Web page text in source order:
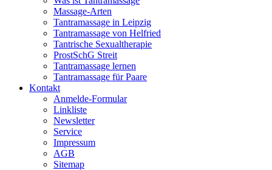
Massage-Arten
Tantramassage in Leipzig
Tantramassage von Helfried
Tantrische Sexualtherapie
ProstSchG Streit
Tantramassage lernen
Tantramassage für Paare
Kontakt
Anmelde-Formular
Linkliste
Newsletter
Service
Impressum
AGB
Sitemap